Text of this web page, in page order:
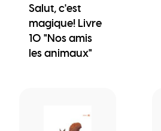
Salut, c'est
magique! Livre
10 "Nos amis
les animaux"